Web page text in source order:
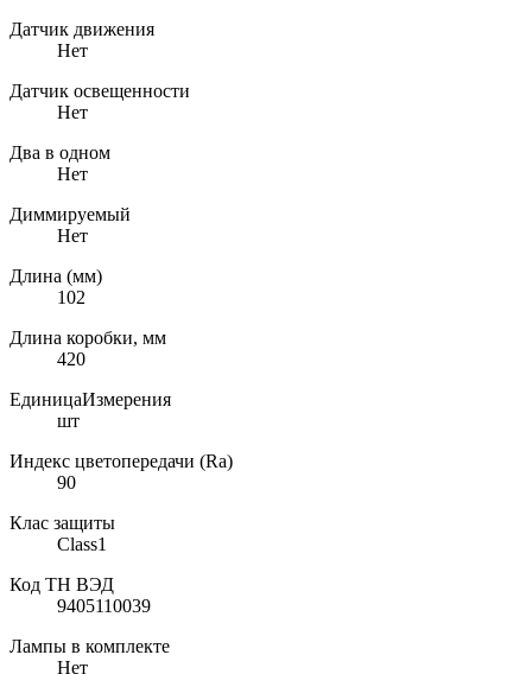
Датчик движения
Нет
Датчик освещенности
Нет
Два в одном
Нет
Диммируемый
Нет
Длина (мм)
102
Длина коробки, мм
420
ЕдиницаИзмерения
шт
Индекс цветопередачи (Ra)
90
Клас защиты
Class1
Код ТН ВЭД
9405110039
Лампы в комплекте
Нет